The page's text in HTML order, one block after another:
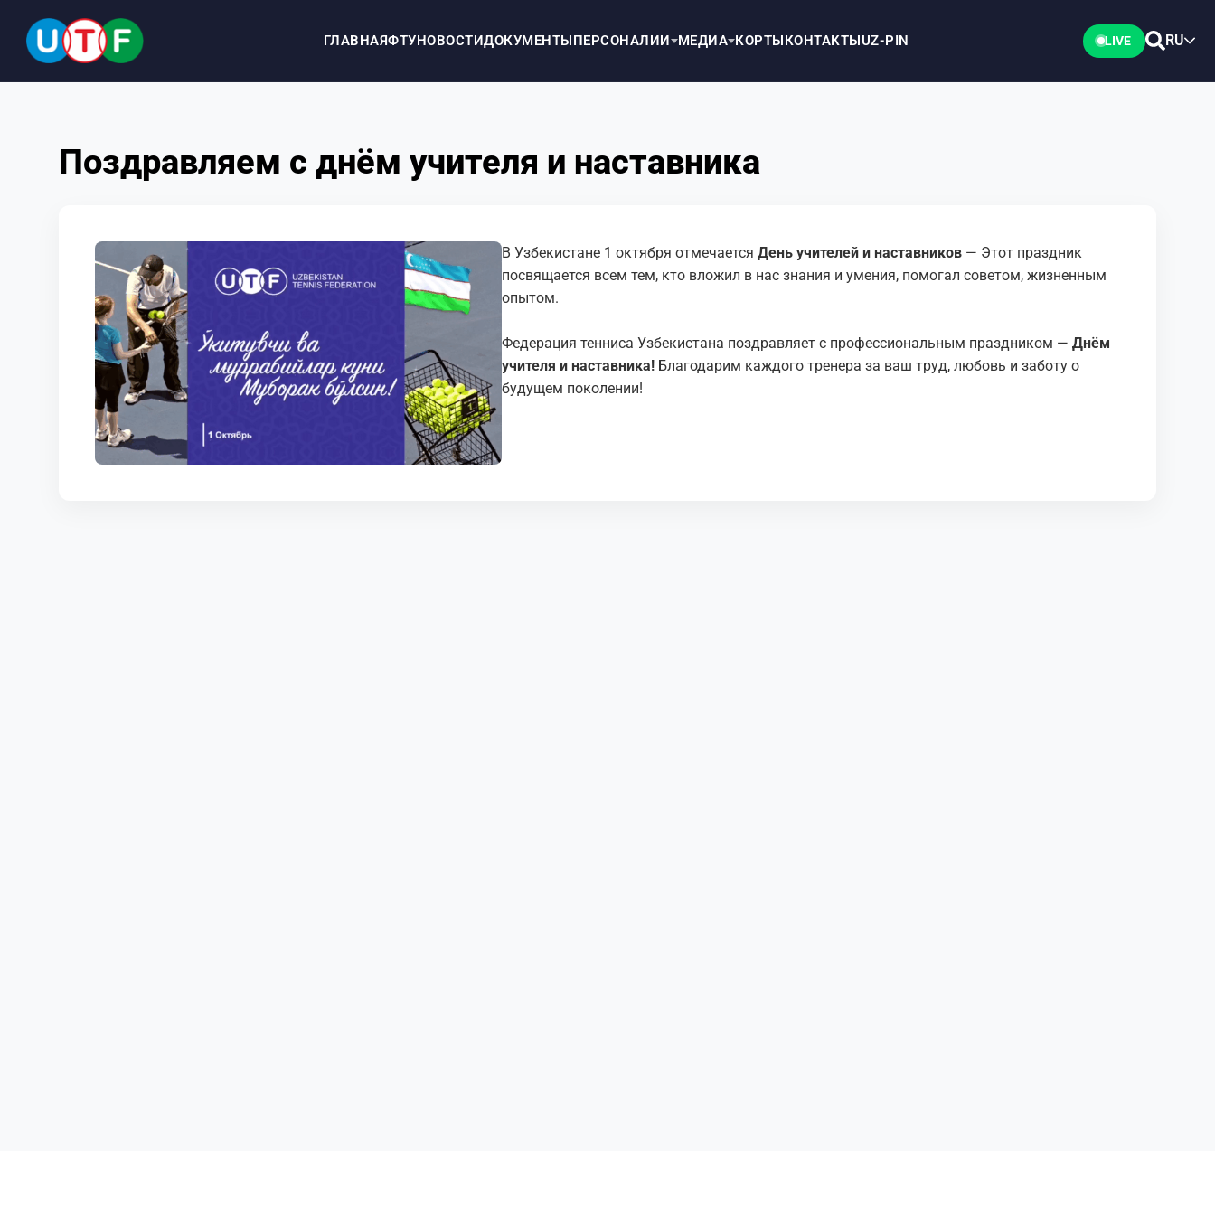
ГЛАВНАЯФТУНОВОСТИДОКУМЕНТЫПЕРСОНАЛИИ МЕДИА КОРТЫКОНТАКТЫUZ-PIN LIVE RU
НОВОСТИ
ДОКУМЕНТЫ
ПЕРСОНАЛИИ
Поздравляем с днём учителя и наставника
В Узбекистане 1 октября отмечается День учителей и наставников — Этот праздник
посвящается всем тем, кто вложил в нас знания и умения, помогал советом, жизненным
опытом.
Федерация тенниса Узбекистана поздравляет с профессиональным праздником — Днём
учителя и наставника! Благодарим каждого тренера за ваш труд, любовь и заботу о
будущем поколении!